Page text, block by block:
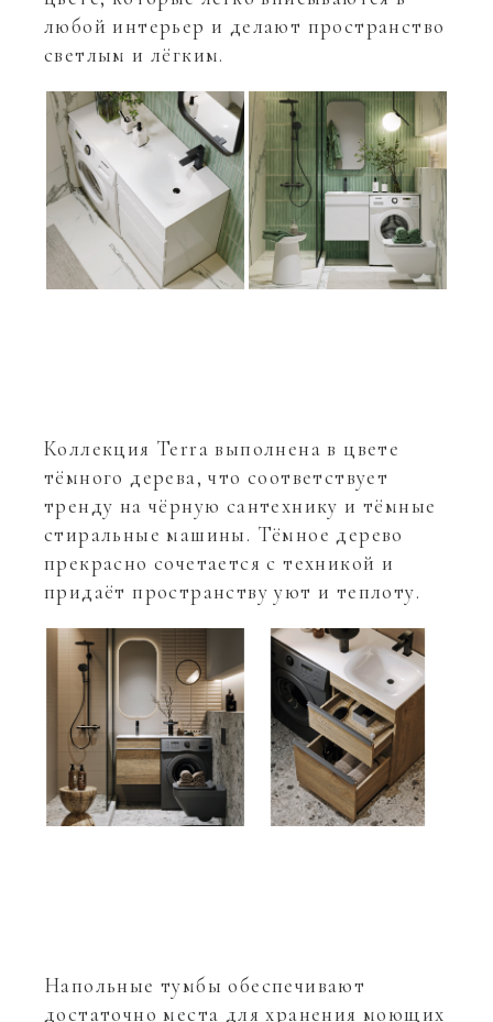
любой интерьер и делают пространство
светлым и лёгким.
Коллекция Terra выполнена в цвете
тёмного дерева, что соответствует
тренду на чёрную сантехнику и тёмные
стиральные машины. Тёмное дерево
прекрасно сочетается с техникой и
придаёт пространству уют и теплоту.
Напольные тумбы обеспечивают
достаточно места для хранения моющих